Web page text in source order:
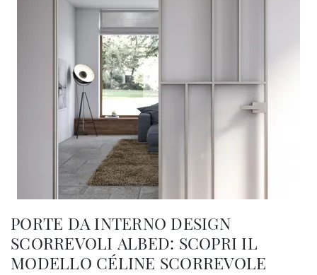
PORTE DA INTERNO DESIGN
SCORREVOLI ALBED: SCOPRI IL
MODELLO CÉLINE SCORREVOLE